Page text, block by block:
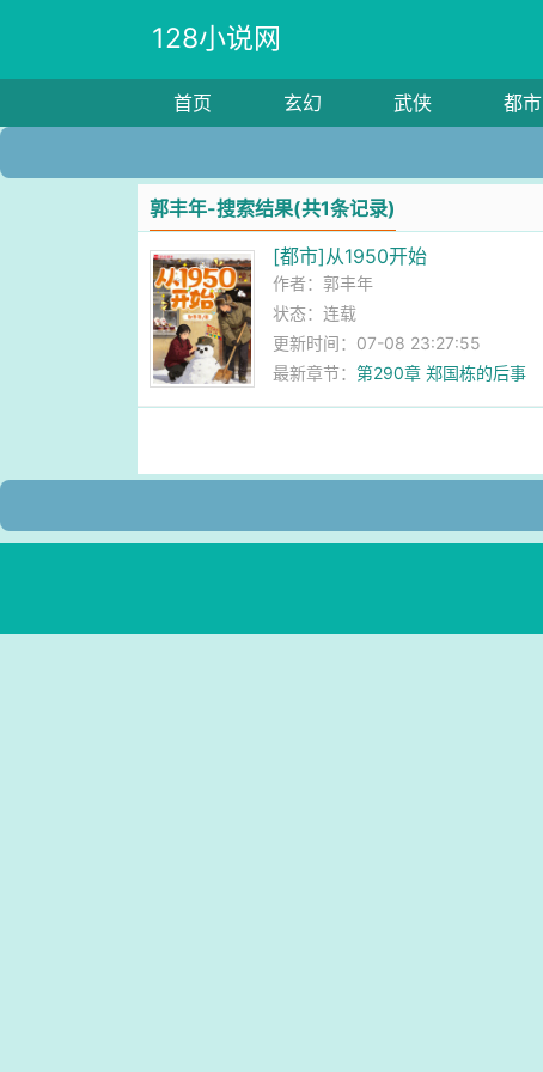
128小说网
首页 玄幻 武侠 都市
郭丰年-搜索结果(共1条记录)
[都市]从1950开始
作者：郭丰年
状态：连载
更新时间：07-08 23:27:55
最新章节：第290章 郑国栋的后事